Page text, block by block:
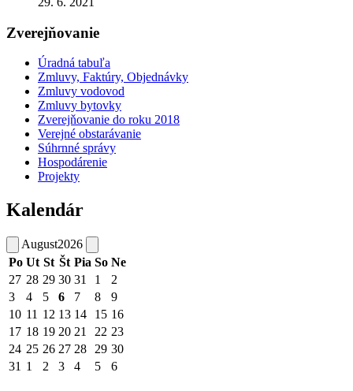
Zverejňovanie
Úradná tabuľa
Zmluvy, Faktúry, Objednávky
Zmluvy vodovod
Zmluvy bytovky
Zverejňovanie do roku 2018
Verejné obstarávanie
Súhrnné správy
Hospodárenie
Projekty
Kalendár
August2026
Po Ut St Št Pia So Ne
27 28 29 30 31 1
2
3
4 5 6 7 8
9
10 11 12 13 14 15 16
17 18 19 20 21 22 23
24 25 26 27 28 29 30
31 1 2 3 4 5 6